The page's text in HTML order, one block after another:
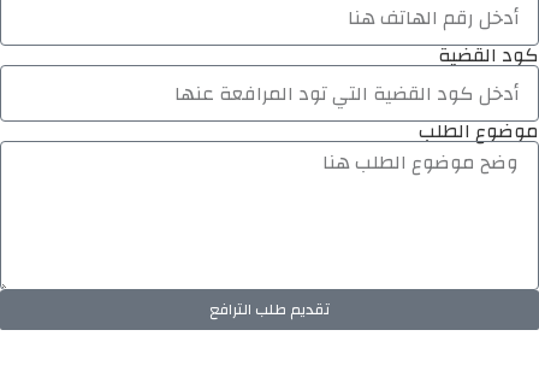
كود القضية
موضوع الطلب
تقديم طلب الترافع